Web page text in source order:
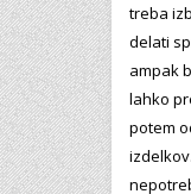
treba
delati
ampak
lahko
potem